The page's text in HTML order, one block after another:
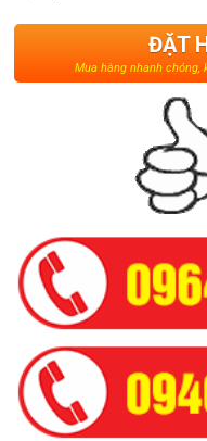
ĐẶT
Mua hàng nhanh chóng,